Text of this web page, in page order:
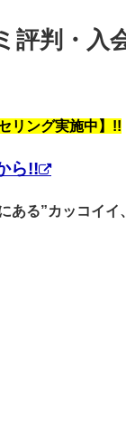
評判・入
リング実施中】!!
ら!!
ある”カッコイイ